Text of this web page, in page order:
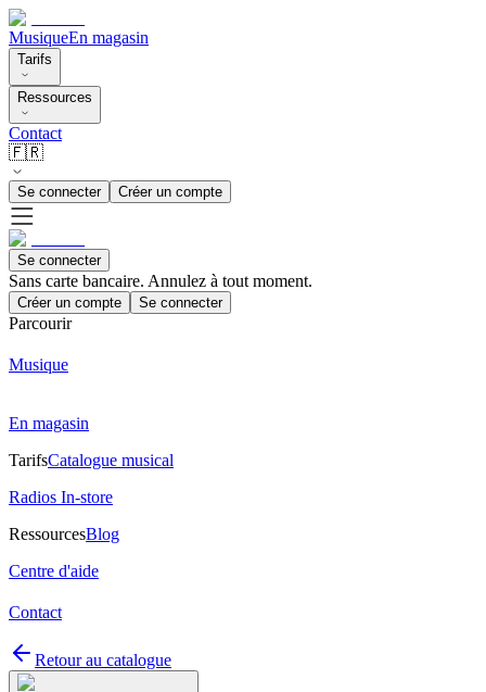
MusiqueEn magasin
Tarifs
Ressources
Contact
🇫🇷
Se connecter Créer un compte
Se connecter
Sans carte bancaire. Annulez à tout moment.
Créer un compte Se connecter
Parcourir
Musique
En magasin
TarifsCatalogue musical
Radios In-store
RessourcesBlog
Centre d'aide
Contact
Retour au catalogue